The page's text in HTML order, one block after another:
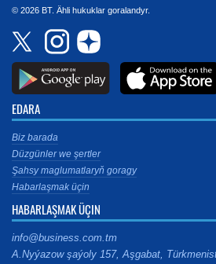
© 2026 BT. Ähli hukuklar goralandyr.
EDARA
Biz barada
Düzgünler we şertler
Şahsy maglumatlaryň goragy
Habarlaşmak üçin
HABARLAŞMAK ÜÇIN
info@business.com.tm
A.Nyýazow şaýoly 157, Aşgabat,